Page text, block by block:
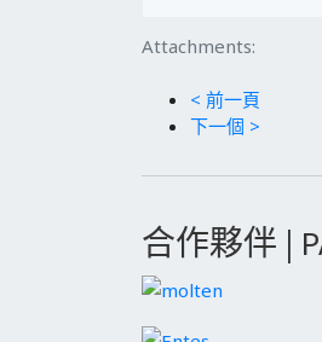
Attachments:
< 前一頁
下一個 >
合作夥伴 |